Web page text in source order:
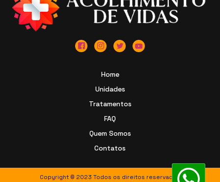
Home
Unidades
Tratamentos
FAQ
Quem Somos
Contatos
Copyright © 2023 Todos os direitos reservados